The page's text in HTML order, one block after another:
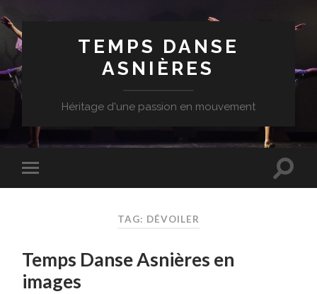
TEMPS DANSE
ASNIÈRES
Héritage d'une passion en mouvement
TAG: DÉVOILER
Temps Danse Asnières en
images